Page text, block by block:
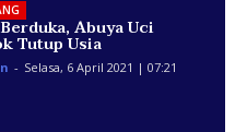
Abuya Uci
Tutup Usia
- Selasa, 6 April 2021 | 07:21